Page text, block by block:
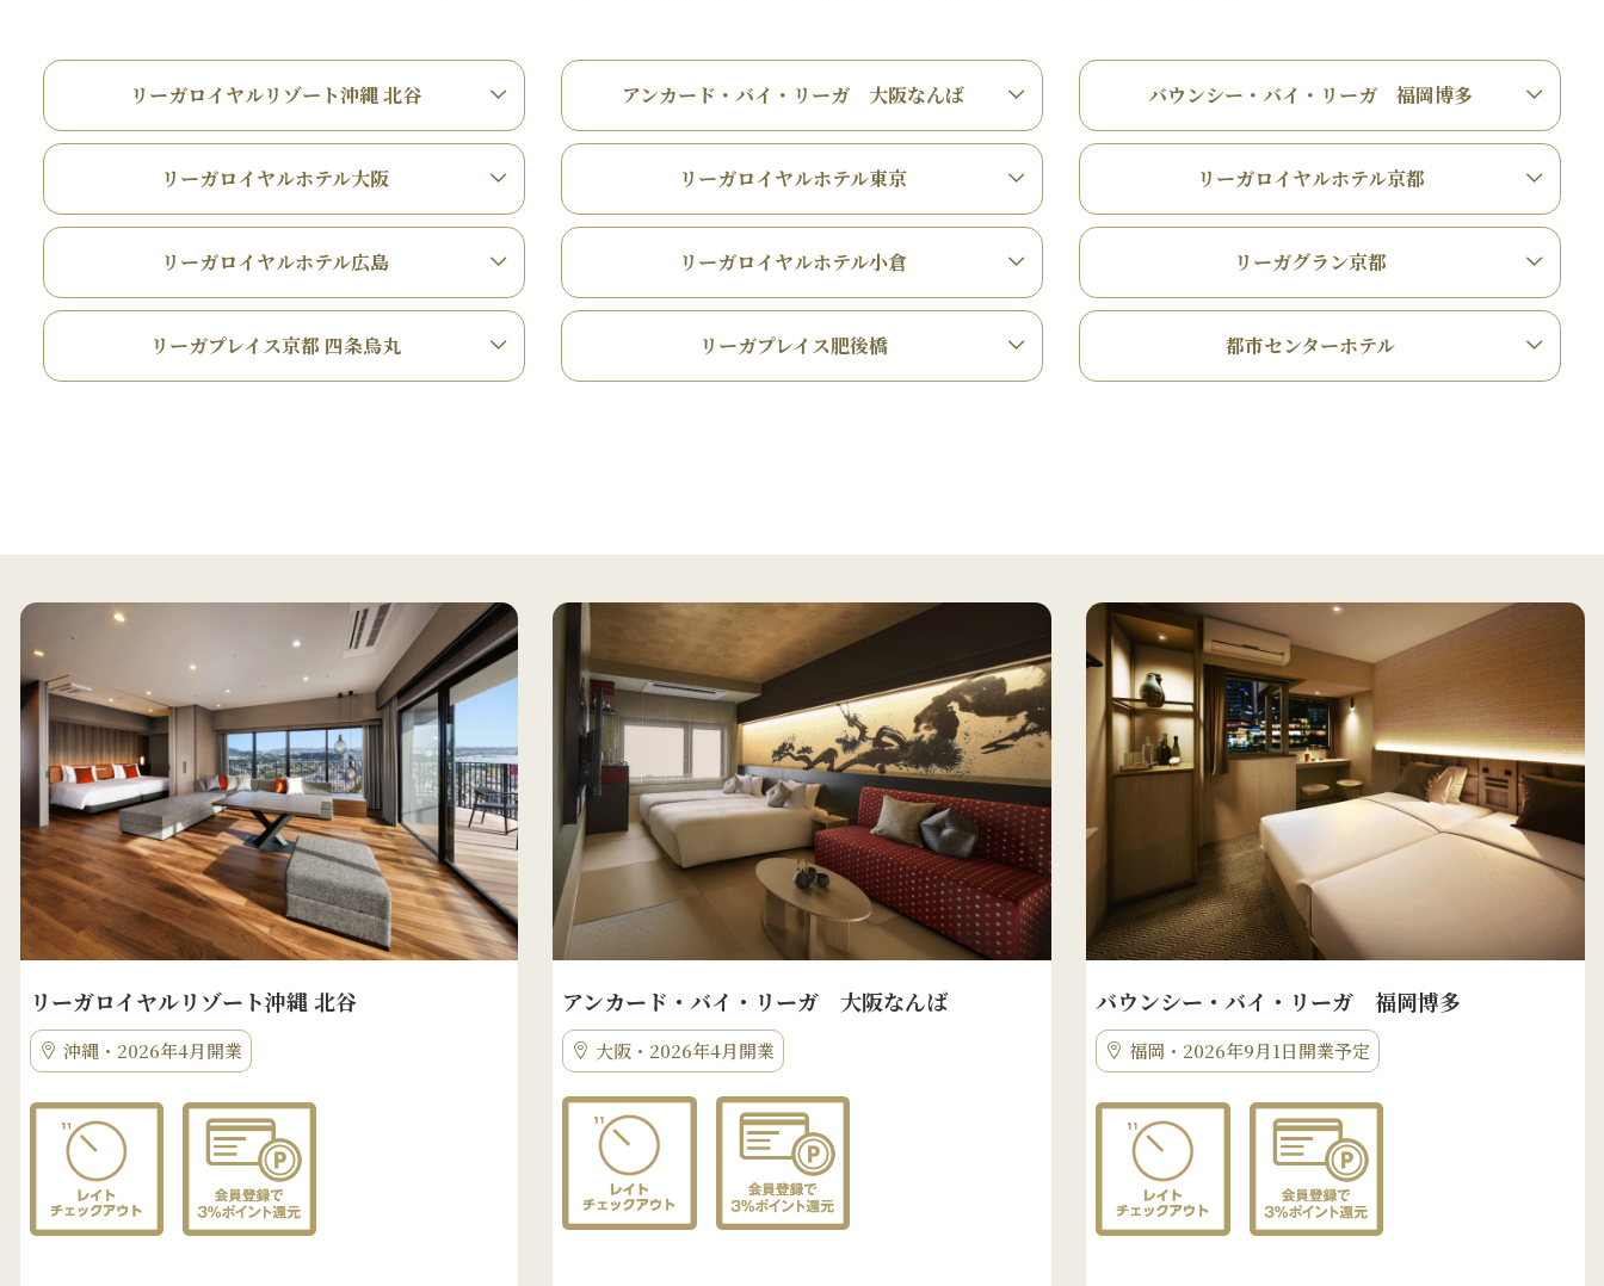
リーガロイヤルリゾート沖縄 北谷 アンカード・バイ・リーガ 大阪なんば バウンシー・バイ・リーガ 福岡博多
リーガロイヤルホテル大阪 リーガロイヤルホテル東京 リーガロイヤルホテル京都
リーガロイヤルホテル広島 リーガロイヤルホテル小倉 リーガグラン京都
リーガプレイス京都 四条烏丸 リーガプレイス肥後橋 都市センターホテル
リーガロイヤルリゾート沖縄 北谷
沖縄・2026年4月開業
アンカード・バイ・リーガ 大阪なんば
大阪・2026年4月開業
バウンシー・バイ・リーガ 福岡博多
福岡・2026年9月1日開業予定